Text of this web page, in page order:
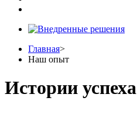
Главная>
Наш опыт
Истории успеха